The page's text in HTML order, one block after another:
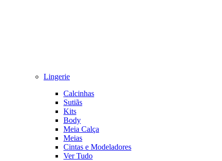
Lingerie
Calcinhas
Sutiãs
Kits
Body
Meia Calça
Meias
Cintas e Modeladores
Ver Tudo